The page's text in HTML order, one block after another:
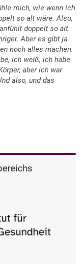
mich, wie wenn ich
so alt wäre. Also,
doppelt so alt.
Aber es gibt ja
noch alles machen.
ich weiß, ich habe
aber ich war
also, und das